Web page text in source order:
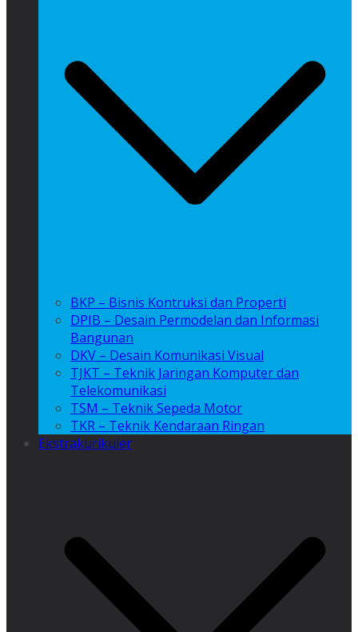
BKP – Bisnis Kontruksi dan Properti
DPIB – Desain Permodelan dan Informasi
Bangunan
DKV – Desain Komunikasi Visual
TJKT – Teknik Jaringan Komputer dan
Telekomunikasi
TSM – Teknik Sepeda Motor
TKR – Teknik Kendaraan Ringan
Ekstrakurikuler